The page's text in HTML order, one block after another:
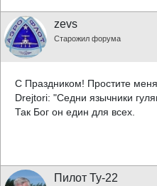
zevs
Старожил форума
С Праздником! Простите
Drejtori: "Седни язычники
Так Бог он един для всех.
Пилот Ту-22